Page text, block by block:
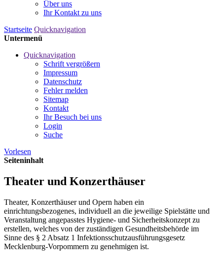
Über uns
Ihr Kontakt zu uns
Startseite Quicknavigation
Untermenü
Quicknavigation
Schrift vergrößern
Impressum
Datenschutz
Fehler melden
Sitemap
Kontakt
Ihr Besuch bei uns
Login
Suche
Vorlesen
Seiteninhalt
Theater und Konzerthäuser
Theater, Konzerthäuser und Opern haben ein
einrichtungsbezogenes, individuell an die jeweilige Spielstätte und
Veranstaltung angepasstes Hygiene- und Sicherheitskonzept zu
erstellen, welches von der zuständigen Gesundheitsbehörde im
Sinne des § 2 Absatz 1 Infektionsschutzausführungsgesetz
Mecklenburg-Vorpommern zu genehmigen ist.